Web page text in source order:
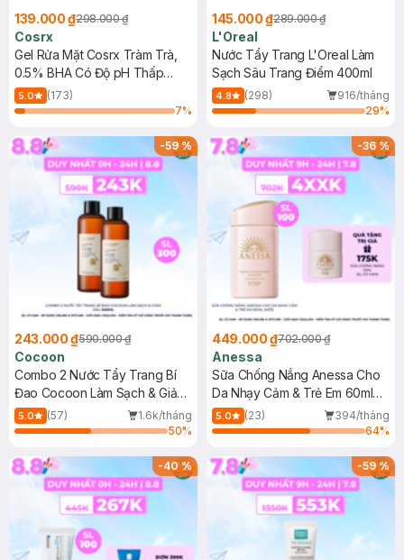
139.000 ₫298.000 ₫
Cosrx
Gel Rửa Mặt Cosrx Tràm Trà,
0.5% BHA Có Độ pH Thấp
150ml
5.0
(173)
7%
145.000 ₫289.000 ₫
L'Oreal
Nước Tẩy Trang L'Oreal Làm
Sạch Sâu Trang Điểm 400ml
4.8 (298)
916/tháng
29%
-59%
243.000 ₫590.000 ₫
Cocoon
Combo 2 Nước Tẩy Trang Bí
Đao Cocoon Làm Sạch & Giảm
Dầu 500ml
5.0 (57)
1.6k/tháng
50%
-36%
449.000 ₫702.000 ₫
Anessa
Sữa Chống Nắng Anessa Cho
Da Nhạy Cảm & Trẻ Em 60ml
(Mới)
5.0 (23)
394/tháng
64%
-40% -59%